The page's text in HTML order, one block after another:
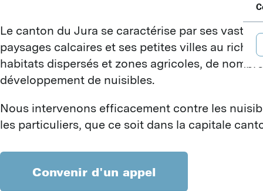
Le canton du Jura se caractérise par ses
paysages calcaires et ses petites villes au riche
habitats dispersés et zones agricoles, de
développement de nuisibles.
Nous intervenons efficacement contre les
les particuliers, que ce soit dans la capitale
Convenir d'un appel